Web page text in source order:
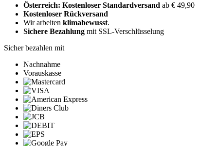
Österreich: Kostenloser Standardversand ab € 49,90
Kostenloser Rückversand
Wir arbeiten klimabewusst.
Sichere Bezahlung mit SSL-Verschlüsselung
Sicher bezahlen mit
Nachnahme
Vorauskasse